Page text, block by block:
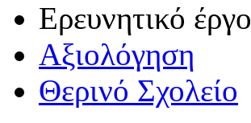
Ερευνητικό έργο
Αξιολόγηση
Θερινό Σχολείο